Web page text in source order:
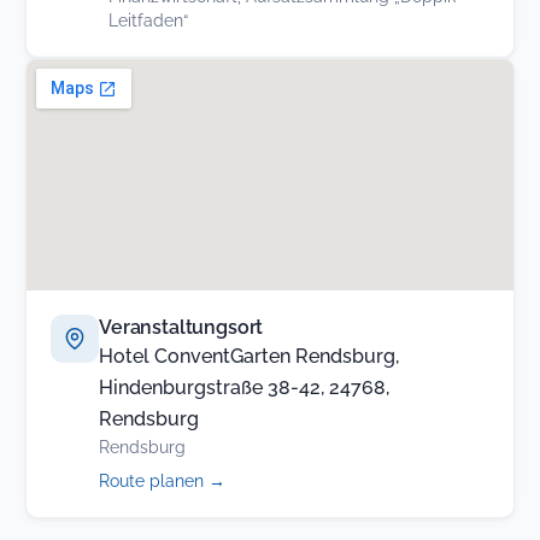
Leitfaden“
Veranstaltungsort
Hotel ConventGarten Rendsburg,
Hindenburgstraße 38-42, 24768,
Rendsburg
Rendsburg
Route planen →